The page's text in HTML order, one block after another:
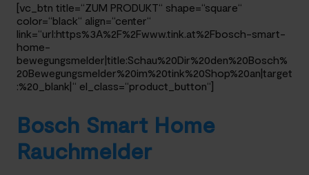
[vc_btn title=“ZUM PRODUKT“ shape=“square“
color=“black“ align=“center“
link=“url:https%3A%2F%2Fwww.tink.at%2Fbosch-smart-
home-
bewegungsmelder|title:Schau%20Dir%20den%20Bosch%
20Bewegungsmelder%20im%20tink%20Shop%20an|target
:%20_blank|“ el_class=“product_button“]
Bosch Smart Home
Rauchmelder